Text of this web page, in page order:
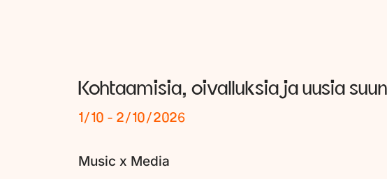
Kohtaamisia, oivalluksia ja uusia
1/10 - 2/10/2026
Music x Media